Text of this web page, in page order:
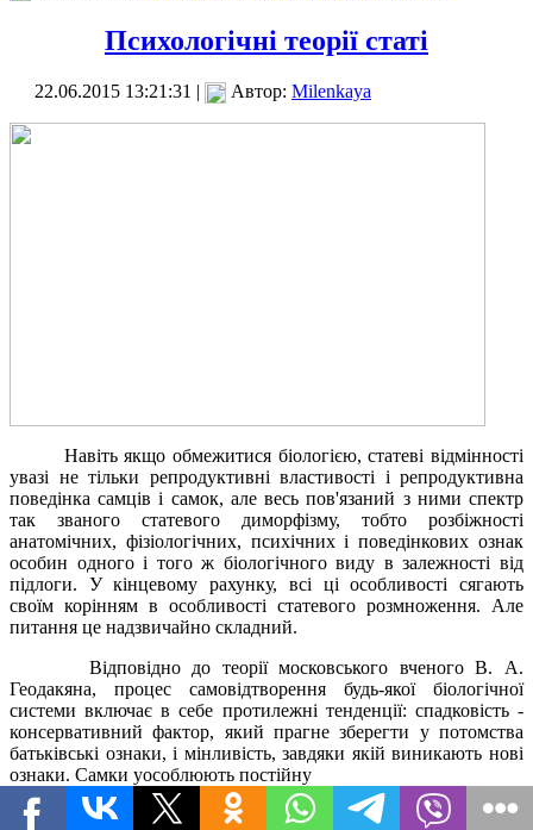
Психологічні теорії статі
22.06.2015 13:21:31 | Автор: Milenkaya
Навіть якщо обмежитися біологією, статеві відмінності
увазі не тільки репродуктивні властивості і репродуктивна
поведінка самців і самок, але весь пов'язаний з ними спектр
так званого статевого диморфізму, тобто розбіжності
анатомічних, фізіологічних, психічних і поведінкових ознак
особин одного і того ж біологічного виду в залежності від
підлоги. У кінцевому рахунку, всі ці особливості сягають
своїм корінням в особливості статевого розмноження. Але
питання це надзвичайно складний.
Відповідно до теорії московського вченого В. А.
Геодакяна, процес самовідтворення будь-якої біологічної
системи включає в себе протилежні тенденції: спадковість -
консервативний фактор, який прагне зберегти у потомства
батьківські ознаки, і мінливість, завдяки якій виникають нові
ознаки. Самки уособлюють постійну
Подробнее..